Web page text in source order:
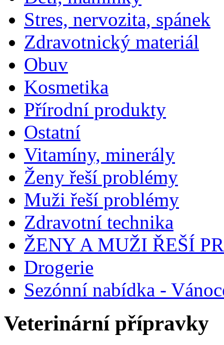
Stres, nervozita, spánek
Zdravotnický materiál
Obuv
Kosmetika
Přírodní produkty
Ostatní
Vitamíny, minerály
Ženy řeší problémy
Muži řeší problémy
Zdravotní technika
ŽENY A MUŽI ŘEŠÍ
Drogerie
Sezónní nabídka -
Veterinární přípravky